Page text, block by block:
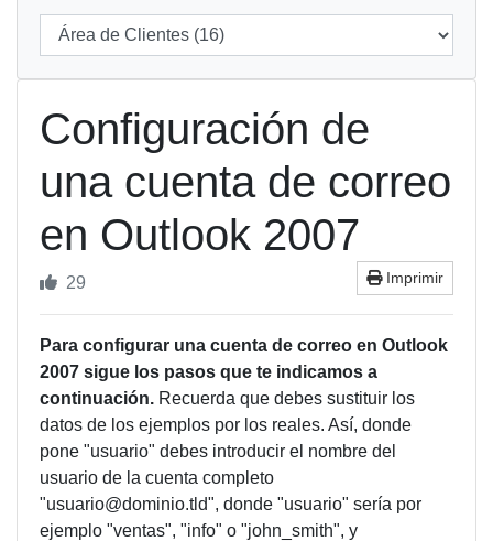
Configuración de
una cuenta de correo
en Outlook 2007
Imprimir
29
Para configurar una cuenta de correo en Outlook
2007 sigue los pasos que te indicamos a
continuación. Recuerda que debes sustituir los
datos de los ejemplos por los reales. Así, donde
pone "usuario" debes introducir el nombre del
usuario de la cuenta completo
"usuario@dominio.tld", donde "usuario" sería por
ejemplo "ventas", "info" o "john_smith", y